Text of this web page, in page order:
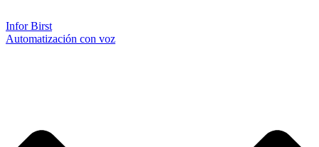
Infor Birst
Automatización con voz